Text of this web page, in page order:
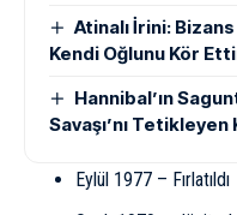
Atinalı İrini:
Kendi Oğlunu Kör
Hannibal’ın
Savaşı’nı Tetikleyen
Eylül 1977 – Fırlatıldı